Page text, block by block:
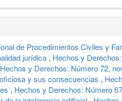
de Procedimientos Civiles y
jurídica , Hechos y
Hechos y Derechos: Número 72,
y sus consecuencias ,
, Hechos y Derechos: Número